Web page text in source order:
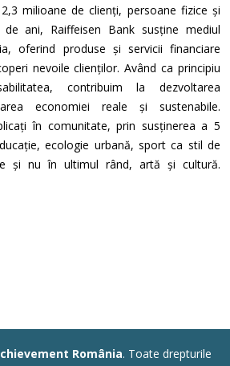
milioane de clienți, persoane fizice și
ani, Raiffeisen Bank susține mediul
oferind produse și servicii financiare
nevoile clienților. Având ca principiu
contribuim la dezvoltarea
economiei reale și sustenabile.
în comunitate, prin susținerea a 5
ecologie urbană, sport ca stil de
și nu în ultimul rând, artă și cultură.
România. Toate drepturile